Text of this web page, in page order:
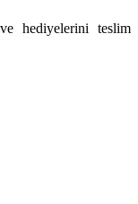
hediyelerini teslim